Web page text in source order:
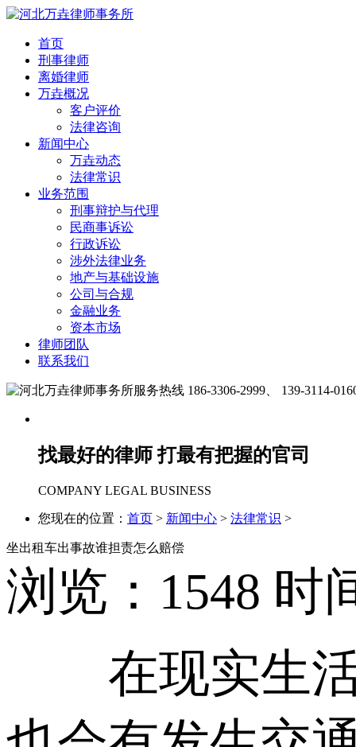
首页
刑事律师
离婚律师
万垚概况
客户评价
法律咨询
新闻中心
万垚动态
法律常识
业务范围
刑事辩护与代理
民商事诉讼
行政诉讼
涉外法律业务
地产与基础设施
公司与合规
金融业务
资本市场
律师团队
联系我们
186-3306-2999、 139-3114-
找最好的律师 打最有把握的官司
COMPANY LEGAL BUSINESS
您现在的位置： 首页 > 新闻中心 > 法律常识 >
坐出租车出事故谁担责怎么赔偿
浏览： 1548 时
在现实生活